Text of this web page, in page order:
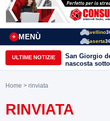
MENÙ
+
Avellino
Caserta
ULTIME NOTIZIE
San Giorgio
nascosta
51enne
Home > rinviata
RINVIATA